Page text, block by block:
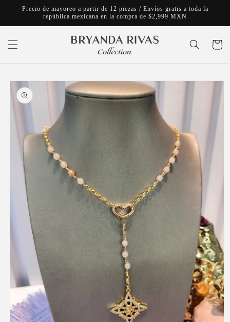
directamente
al contenido
Precio de mayoreo a partir de 12 piezas / Envíos gratis a toda la
república mexicana en la compra de $2,999 MXN
Carrito
directamente
a la
información